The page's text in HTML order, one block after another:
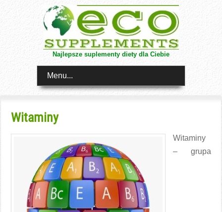
Najlepsze suplementy diety dla Ciebie
Menu...
Witaminy
Witaminy
– grupa